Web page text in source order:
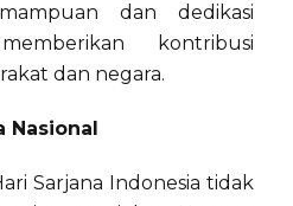
dan dedikasi
kontribusi
dan negara.
Nasional
Sarjana Indonesia tidak